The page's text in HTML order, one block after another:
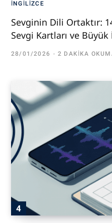
İNGILIZCE
Sevginin Dili Ortaktır:
Sevgi Kartları ve
28/01/2026 2 DAKIKA